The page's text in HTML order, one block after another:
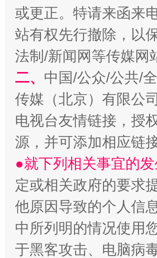
全民健身五年计划来了！等你上场
或更正。特请来函来
站有权先行撤除，以
法制/新闻网等传媒网
二、 中国/公众/公共/
传媒（北京）有限公
电视台友情链接，授
源，并可添加相应链接
●就下列相关事宜的
定或相关政府的要求
他原因导致的个人信
中所列明的情况使用
于黑客攻击、电脑病